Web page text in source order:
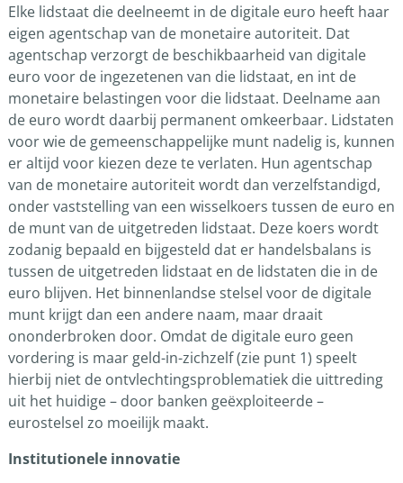
Elke lidstaat die deelneemt in de digitale euro heeft haar
eigen agentschap van de monetaire autoriteit. Dat
agentschap verzorgt de beschikbaarheid van digitale
euro voor de ingezetenen van die lidstaat, en int de
monetaire belastingen voor die lidstaat. Deelname aan
de euro wordt daarbij permanent omkeerbaar. Lidstaten
voor wie de gemeenschappelijke munt nadelig is, kunnen
er altijd voor kiezen deze te verlaten. Hun agentschap
van de monetaire autoriteit wordt dan verzelfstandigd,
onder vaststelling van een wisselkoers tussen de euro en
de munt van de uitgetreden lidstaat. Deze koers wordt
zodanig bepaald en bijgesteld dat er handelsbalans is
tussen de uitgetreden lidstaat en de lidstaten die in de
euro blijven. Het binnenlandse stelsel voor de digitale
munt krijgt dan een andere naam, maar draait
ononderbroken door. Omdat de digitale euro geen
vordering is maar geld-in-zichzelf (zie punt 1) speelt
hierbij niet de ontvlechtingsproblematiek die uittreding
uit het huidige – door banken geëxploiteerde –
eurostelsel zo moeilijk maakt.
Institutionele innovatie